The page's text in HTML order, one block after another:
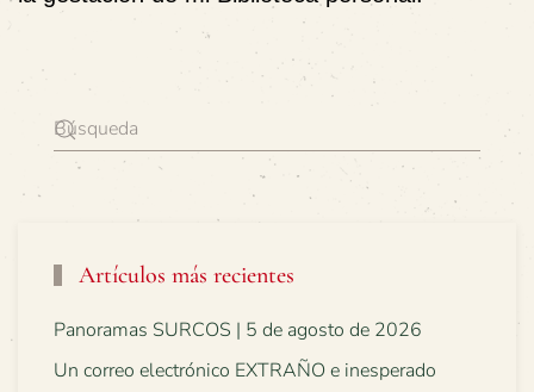
Artículos más recientes
Panoramas SURCOS | 5 de agosto de 2026
Un correo electrónico EXTRAÑO e inesperado